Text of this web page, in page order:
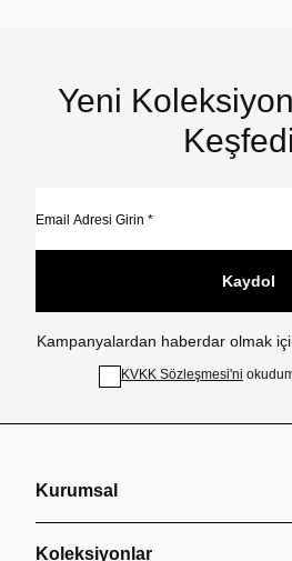
Yeni
Kaydol
Kampanyalardan haberdar olmak
KVKK Sözleşmesi'ni
Kurumsal
Koleksiyonlar